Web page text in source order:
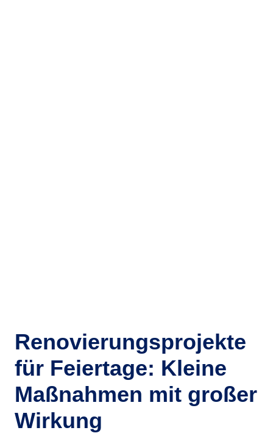
Renovierungsprojekte
für Feiertage: Kleine
Maßnahmen mit großer
Wirkung